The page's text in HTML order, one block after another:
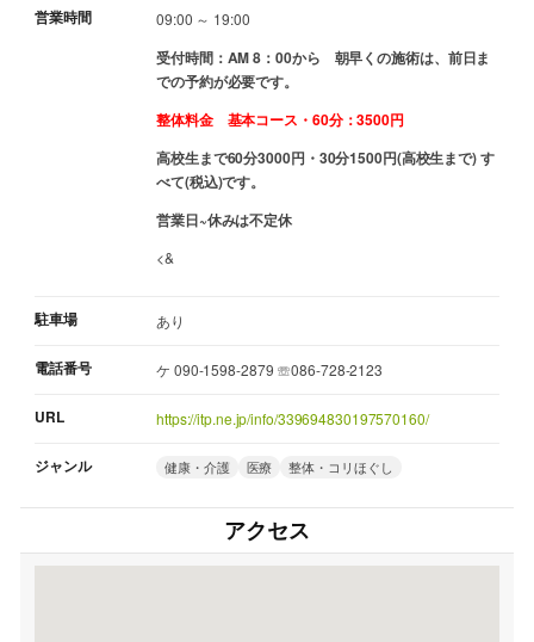
営業時間 09:00 ～ 19:00
受付時間：AM 8：00から 朝早くの施術は、前日ま
での予約が必要です。
整体料金 基本コース・60分：3500円
高校生まで60分3000円・30分1500円(高校生まで) す
べて(税込)です。
営業日~休みは不定休
<&
駐車場 あり
電話番号 ケ 090-1598-2879 ☏086-728-2123
URL https://itp.ne.jp/info/339694830197570160/
ジャンル 健康・介護 医療 整体・コリほぐし
アクセス